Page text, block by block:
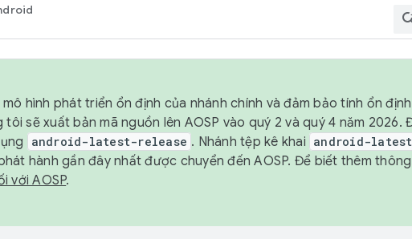
hình phát triển ổn định của nhánh chính và đảm bảo tính ổn
tôi sẽ xuất bản mã nguồn lên AOSP vào quý 2 và quý 4 năm
android-latest-release . Nhánh tệp kê khai android-
hành gần đây nhất được chuyển đến AOSP. Để biết thêm
với AOSP.